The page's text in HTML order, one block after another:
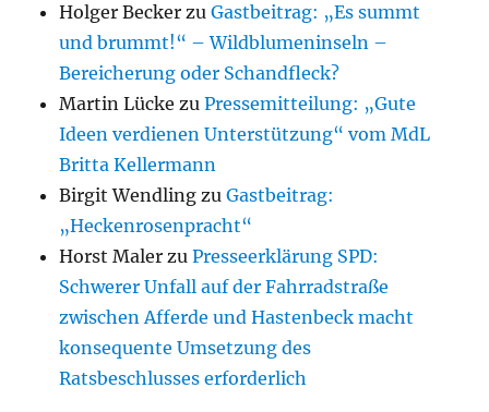
Holger Becker zuGastbeitrag: „Es summt
und brummt!“ – Wildblumeninseln –
Bereicherung oder Schandfleck?
Martin Lücke zuPressemitteilung: „Gute
Ideen verdienen Unterstützung“ vom MdL
Britta Kellermann
Birgit Wendling zuGastbeitrag:
„Heckenrosenpracht“
Horst Maler zuPresseerklärung SPD:
Schwerer Unfall auf der Fahrradstraße
zwischen Afferde und Hastenbeck macht
konsequente Umsetzung des
Ratsbeschlusses erforderlich